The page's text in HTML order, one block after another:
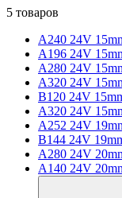
5 товаров
A240 24V
A196 24V
A280 24V
A320 24V
B120 24V
A320 24V
A252 24V
B144 24V
A280 24V
A140 24V